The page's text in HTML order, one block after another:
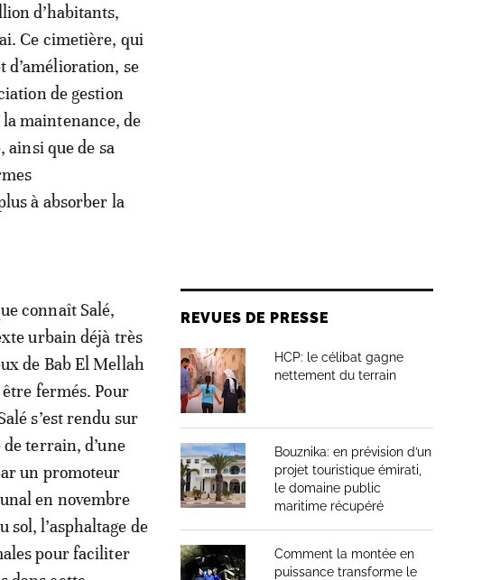
d’habitants,
Ce cimetière, qui
d’amélioration, se
de gestion
maintenance, de
ainsi que de sa
à absorber la
connaît Salé,
urbain déjà très
de Bab El Mellah
fermés. Pour
s’est rendu sur
terrain, d’une
un promoteur
en novembre
l’asphaltage de
pour faciliter
REVUES DE PRESSE
HCP: le célibat gagne
nettement du terrain
Bouznika: en prévision d’un
projet touristique émirati,
le domaine public
maritime récupéré
Comment la montée en
puissance transforme le